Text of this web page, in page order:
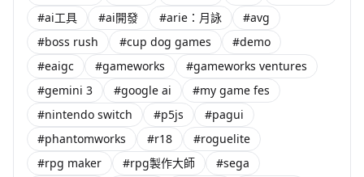
#ai工具
#ai開發 #arie：月詠
#avg
#boss rush
#cup dog games
#demo
#eaigc
#gameworks
#gameworks ventures
#gemini 3
#google ai
#my game fes
#nintendo switch
#p5js
#pagui
#phantomworks
#r18
#roguelite
#rpg maker
#rpg製作大師
#sega